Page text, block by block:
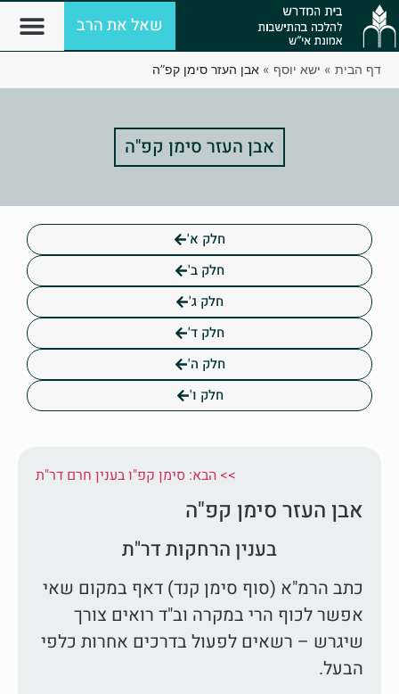
שאל את הרב
דף הבית » ישא יוסף » אבן העזר סימן קפ”ה
אבן העזר סימן קפ"ה
חלק א'
חלק ב'
חלק ג'
חלק ד'
חלק ה'
חלק ו'
הבא: סימן קפ"ו בענין חרם דר"ת <<
אבן העזר סימן קפ"ה
בענין הרחקות דר"ת
כתב הרמ"א (סוף סימן קנד) דאף במקום שאי
אפשר לכוף הרי במקרה וב"ד רואים צורך
שיגרש – רשאים לפעול בדרכים אחרות כלפי
הבעל.